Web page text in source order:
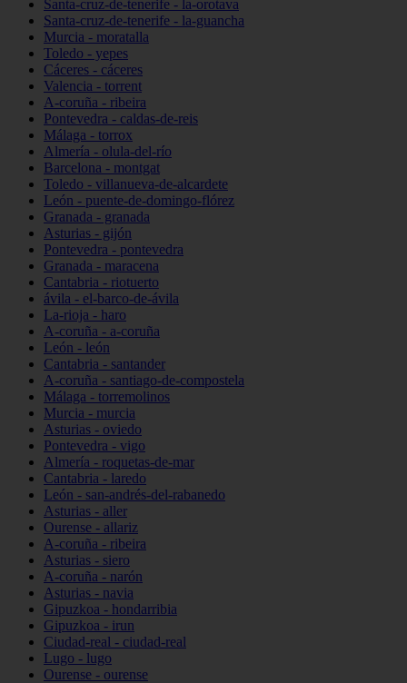
Santa-cruz-de-tenerife - la-orotava
Santa-cruz-de-tenerife - la-guancha
Murcia - moratalla
Toledo - yepes
Cáceres - cáceres
Valencia - torrent
A-coruña - ribeira
Pontevedra - caldas-de-reis
Málaga - torrox
Almería - olula-del-río
Barcelona - montgat
Toledo - villanueva-de-alcardete
León - puente-de-domingo-flórez
Granada - granada
Asturias - gijón
Pontevedra - pontevedra
Granada - maracena
Cantabria - riotuerto
ávila - el-barco-de-ávila
La-rioja - haro
A-coruña - a-coruña
León - león
Cantabria - santander
A-coruña - santiago-de-compostela
Málaga - torremolinos
Murcia - murcia
Asturias - oviedo
Pontevedra - vigo
Almería - roquetas-de-mar
Cantabria - laredo
León - san-andrés-del-rabanedo
Asturias - aller
Ourense - allariz
A-coruña - ribeira
Asturias - siero
A-coruña - narón
Asturias - navia
Gipuzkoa - hondarribia
Gipuzkoa - irun
Ciudad-real - ciudad-real
Lugo - lugo
Ourense - ourense